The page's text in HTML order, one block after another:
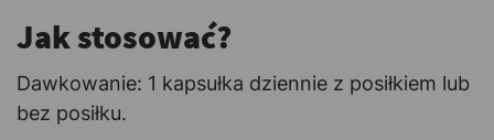
Jak stosować?
Dawkowanie: 1 kapsułka dziennie z posiłkiem lub
bez posiłku.